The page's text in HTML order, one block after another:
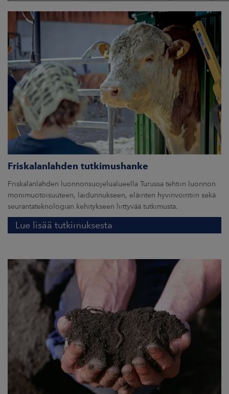
Friskalanlahden tutkimushanke
Friskalanlahden luonnonsuojelualueella Turussa tehtiin luonnon
monimuotoisuuteen, laidunnukseen, eläinten hyvinvointiin sekä
seurantateknologian kehitykseen liittyvää tutkimusta.
Lue lisää tutkimuksesta